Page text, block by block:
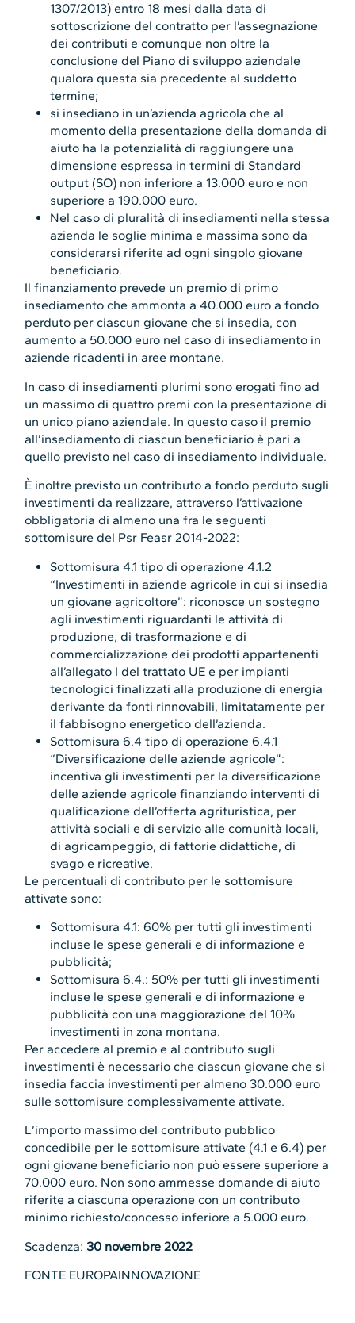
1307/2013) entro 18 mesi dalla data di
sottoscrizione del contratto per l’assegnazione
dei contributi e comunque non oltre la
conclusione del Piano di sviluppo aziendale
qualora questa sia precedente al suddetto
termine;
si insediano in un’azienda agricola che al
momento della presentazione della domanda di
aiuto ha la potenzialità di raggiungere una
dimensione espressa in termini di Standard
output (SO) non inferiore a 13.000 euro e non
superiore a 190.000 euro.
Nel caso di pluralità di insediamenti nella stessa
azienda le soglie minima e massima sono da
considerarsi riferite ad ogni singolo giovane
beneficiario.
Il finanziamento prevede un premio di primo
insediamento che ammonta a 40.000 euro a fondo
perduto per ciascun giovane che si insedia, con
aumento a 50.000 euro nel caso di insediamento in
aziende ricadenti in aree montane.
In caso di insediamenti plurimi sono erogati fino ad
un massimo di quattro premi con la presentazione di
un unico piano aziendale. In questo caso il premio
all’insediamento di ciascun beneficiario è pari a
quello previsto nel caso di insediamento individuale.
È inoltre previsto un contributo a fondo perduto sugli
investimenti da realizzare, attraverso l’attivazione
obbligatoria di almeno una fra le seguenti
sottomisure del Psr Feasr 2014-2022:
Sottomisura 4.1 tipo di operazione 4.1.2
“Investimenti in aziende agricole in cui si insedia
un giovane agricoltore”: riconosce un sostegno
agli investimenti riguardanti le attività di
produzione, di trasformazione e di
commercializzazione dei prodotti appartenenti
all’allegato I del trattato UE e per impianti
tecnologici finalizzati alla produzione di energia
derivante da fonti rinnovabili, limitatamente per
il fabbisogno energetico dell’azienda.
Sottomisura 6.4 tipo di operazione 6.4.1
“Diversificazione delle aziende agricole”:
incentiva gli investimenti per la diversificazione
delle aziende agricole finanziando interventi di
qualificazione dell’offerta agrituristica, per
attività sociali e di servizio alle comunità locali,
di agricampeggio, di fattorie didattiche, di
svago e ricreative.
Le percentuali di contributo per le sottomisure
attivate sono:
Sottomisura 4.1: 60% per tutti gli investimenti
incluse le spese generali e di informazione e
pubblicità;
Sottomisura 6.4.: 50% per tutti gli investimenti
incluse le spese generali e di informazione e
pubblicità con una maggiorazione del 10%
investimenti in zona montana.
Per accedere al premio e al contributo sugli
investimenti è necessario che ciascun giovane che si
insedia faccia investimenti per almeno 30.000 euro
sulle sottomisure complessivamente attivate.
L’importo massimo del contributo pubblico
concedibile per le sottomisure attivate (4.1 e 6.4) per
ogni giovane beneficiario non può essere superiore a
70.000 euro. Non sono ammesse domande di aiuto
riferite a ciascuna operazione con un contributo
minimo richiesto/concesso inferiore a 5.000 euro.
Scadenza: 30 novembre 2022
FONTE EUROPAINNOVAZIONE